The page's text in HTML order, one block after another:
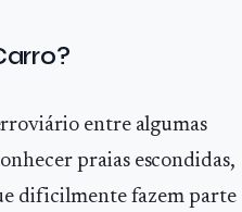
entre algumas
praias escondidas,
dificilmente fazem parte